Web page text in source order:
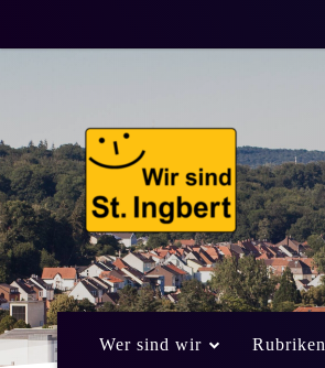
Wer sind wir Rubriken